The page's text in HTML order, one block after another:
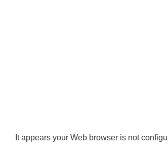
It appears your Web browser is not